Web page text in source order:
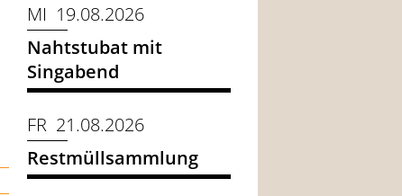
MI 19.08.2026
Nahtstubat mit
Singabend
FR 21.08.2026
Restmüllsammlung